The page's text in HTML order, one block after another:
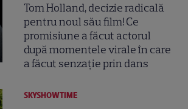
Tom Holland, decizie radicală
pentru noul său film! Ce
promisiune a făcut actorul
după momentele virale în care
a făcut senzație prin dans
SKYSHOWTIME